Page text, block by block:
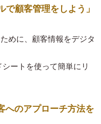
顧客管理をしよう」
めに、顧客情報をデジタ
ートを使って簡単にリ
へのアプローチ方法を